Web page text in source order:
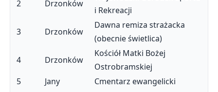
2
Drzonków
i Rekreacji
3
Drzonków
Dawna remiza strażacka
(obecnie świetlica)
4
Drzonków
Kościół Matki Bożej
Ostrobramskiej
5
Jany
Cmentarz ewangelicki